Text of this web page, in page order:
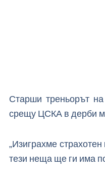
Старши треньорът
срещу ЦСКА в дерби
„Изиграхме
тези неща ще ги има